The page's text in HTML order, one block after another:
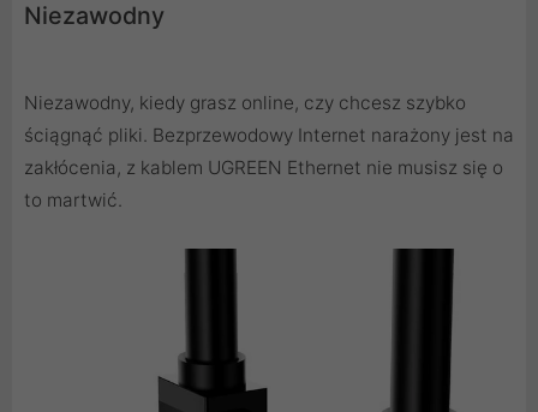
Niezawodny
Niezawodny, kiedy grasz online, czy chcesz szybko
ściągnąć pliki. Bezprzewodowy Internet narażony jest na
zakłócenia, z kablem UGREEN Ethernet nie musisz się o
to martwić.